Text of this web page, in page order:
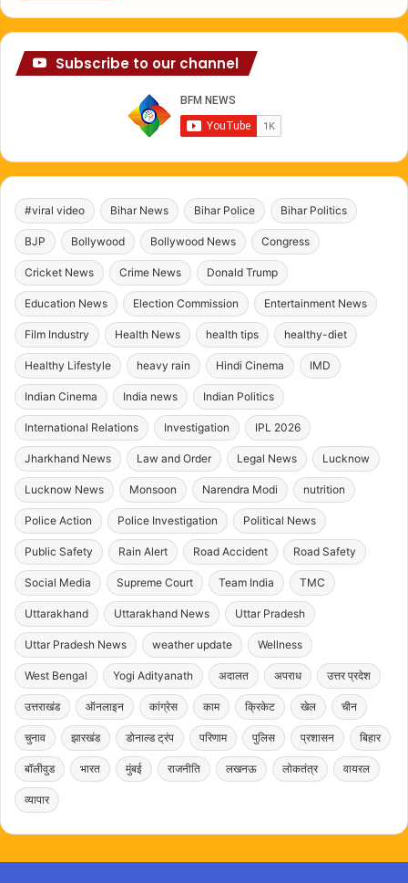
Subscribe to our channel
#viral video Bihar News Bihar Police Bihar Politics
BJP Bollywood Bollywood News Congress
Cricket News Crime News Donald Trump
Education News Election Commission Entertainment News
Film Industry Health News health tips healthy-diet
Healthy Lifestyle heavy rain Hindi Cinema IMD
Indian Cinema India news Indian Politics
International Relations Investigation IPL 2026
Jharkhand News Law and Order Legal News Lucknow
Lucknow News Monsoon Narendra Modi nutrition
Police Action Police Investigation Political News
Public Safety Rain Alert Road Accident Road Safety
Social Media Supreme Court Team India TMC
Uttarakhand Uttarakhand News Uttar Pradesh
Uttar Pradesh News weather update Wellness
West Bengal Yogi Adityanath अदालत अपराध उत्तर प्रदेश
उत्तराखंड ऑनलाइन कांग्रेस काम क्रिकेट खेल चीन
चुनाव झारखंड डोनाल्ड ट्रंप परिणाम पुलिस प्रशासन बिहार
बॉलीवुड भारत मुंबई राजनीति लखनऊ लोकतंत्र वायरल
व्यापार